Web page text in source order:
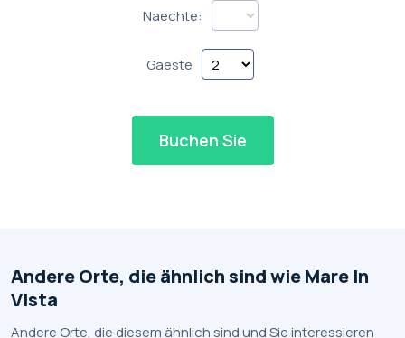
Naechte:
Gaeste
Buchen Sie
Andere Orte, die ähnlich sind wie Mare In
Vista
Andere Orte, die diesem ähnlich sind und Sie interessieren